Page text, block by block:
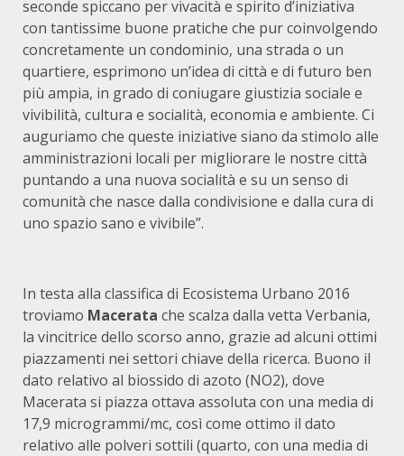
seconde spiccano per vivacità e spirito d’iniziativa
con tantissime buone pratiche che pur coinvolgendo
concretamente un condominio, una strada o un
quartiere, esprimono un’idea di città e di futuro ben
più ampia, in grado di coniugare giustizia sociale e
vivibilità, cultura e socialità, economia e ambiente. Ci
auguriamo che queste iniziative siano da stimolo alle
amministrazioni locali per migliorare le nostre città
puntando a una nuova socialità e su un senso di
comunità che nasce dalla condivisione e dalla cura di
uno spazio sano e vivibile”.
In testa alla classifica di Ecosistema Urbano 2016
troviamo Macerata che scalza dalla vetta Verbania,
la vincitrice dello scorso anno, grazie ad alcuni ottimi
piazzamenti nei settori chiave della ricerca. Buono il
dato relativo al biossido di azoto (NO2), dove
Macerata si piazza ottava assoluta con una media di
17,9 microgrammi/mc, così come ottimo il dato
relativo alle polveri sottili (quarto, con una media di